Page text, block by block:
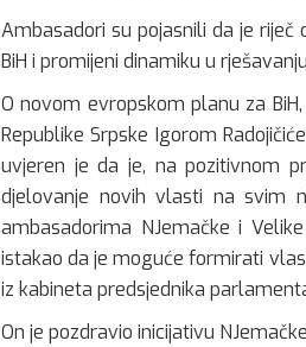
Ambasadori su pojasnili da je
BiH i promijeni dinamiku u
O novom evropskom planu za
Republike Srpske Igorom
uvjeren je da je, na pozitivnom
djelovanje novih vlasti na svim
ambasadorima NJemačke i
istakao da je moguće formirati
iz kabineta predsjednika
On je pozdravio inicijativu